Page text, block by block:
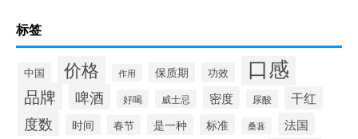
标签
中国 价格 作用 保质期 功效 口感
品牌 啤酒 好喝 威士忌 密度 尿酸 干红
度数 时间 春节 是一种 标准 桑葚 法国